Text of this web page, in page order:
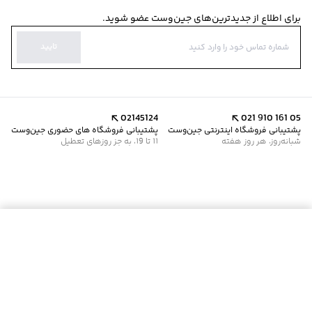
برای اطلاع از جدیدترین‌های جین‌وست عضو شوید.
تایید
021 910 161 05
پشتیبانی فروشگاه اینترنتی جین‌وست
شبانه‌روز، هر روز هفته
02145124
پشتیبانی فروشگاه های حضوری جین‌وست
11 تا 19، به جز روزهای تعطیل